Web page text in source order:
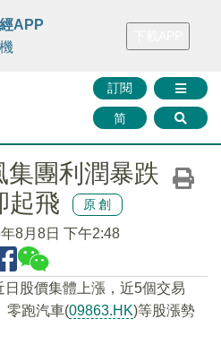
FINMETA 財華證券 媒體矩陣
訂閱
简
APP
集團利潤暴跌
起飛
原創
8月8日 下午2:48
股價集體上漲，近5個交易
零跑汽車(09863.HK)等股漲勢